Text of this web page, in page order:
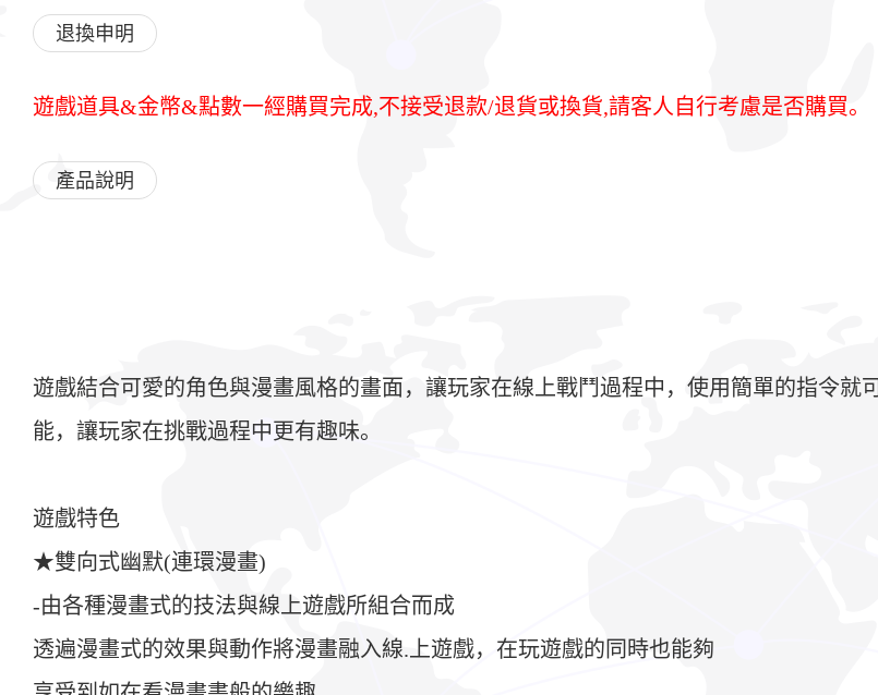
退換申明
遊戲道具&金幣&點數一經購買完成,不接受退款/退貨或換貨,請客人自行考慮是否購買。
產品說明
遊戲結合可愛的角色與漫畫風格的畫面，讓玩家在線上戰鬥過程中，使用簡單的指令
能，讓玩家在挑戰過程中更有趣味。
遊戲特色
★雙向式幽默(連環漫畫)
-由各種漫畫式的技法與線上遊戲所組合而成
透遍漫畫式的效果與動作將漫畫融入線.上遊戲，在玩遊戲的同時也能夠